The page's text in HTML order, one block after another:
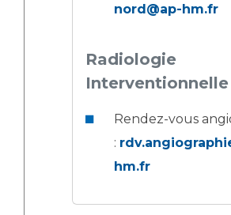
nord@ap-hm.fr
Radiologie
Interventionnelle
Rendez-vous
:
hm.fr